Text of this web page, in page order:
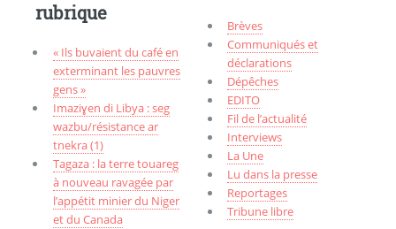
rubrique
« Ils buvaient du café en
exterminant les pauvres
gens »
Imaziɣen di Libya : seg
wazbu/résistance ar
tnekra (1)
Tagaza : la terre touareg
à nouveau ravagée par
l’appétit minier du Niger
et du Canada
Brèves
Communiqués et
déclarations
Dépêches
EDITO
Fil de l’actualité
Interviews
La Une
Lu dans la presse
Reportages
Tribune libre